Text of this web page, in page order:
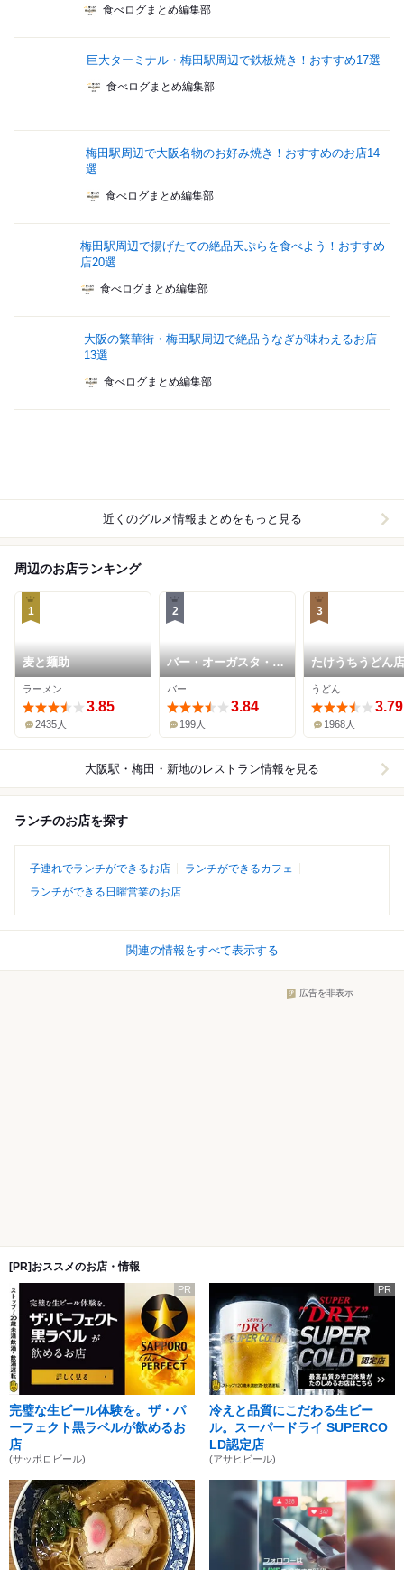
食べログまとめ編集部
巨大ターミナル・梅田駅周辺で鉄板焼き！おすすめ17選
食べログまとめ編集部
梅田駅周辺で大阪名物のお好み焼き！おすすめのお店14
選
食べログまとめ編集部
梅田駅周辺で揚げたての絶品天ぷらを食べよう！おすすめ
店20選
食べログまとめ編集部
大阪の繁華街・梅田駅周辺で絶品うなぎが味わえるお店
13選
食べログまとめ編集部
近くのグルメ情報まとめをもっと見る
周辺のお店ランキング
1
麦と麺助
ラーメン
3.85
2435人
2
バー・オーガスタ・タ
ーロギー
バー
3.84
199人
3
たけうちうどん店
うどん
3.79
1968人
大阪駅・梅田・新地のレストラン情報を見る
ランチのお店を探す
子連れでランチができるお店
ランチができるカフェ
ランチができる日曜営業のお店
関連の情報をすべて表示する
広告を非表示
[PR]おススメのお店・情報
PR
完璧な生ビール体験を。ザ・パ
ーフェクト黒ラベルが飲めるお
店
(サッポロビール)
PR
冷えと品質にこだわる生ビー
ル。スーパードライ SUPERCO
LD認定店
(アサヒビール)